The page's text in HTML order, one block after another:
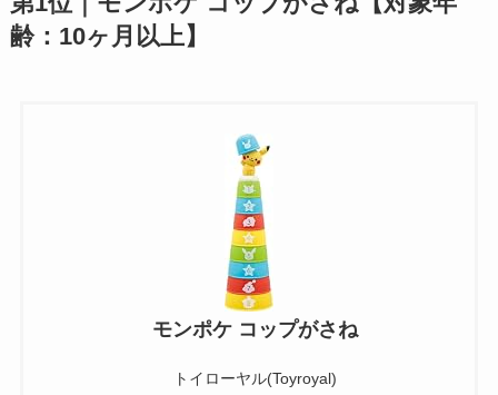
齢：10ヶ月以上】
モンポケ コップがさね
トイローヤル(Toyroyal)